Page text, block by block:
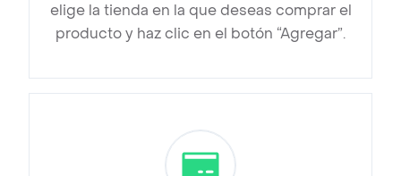
elige la tienda en la que deseas comprar el
producto y haz clic en el botón “Agregar”.